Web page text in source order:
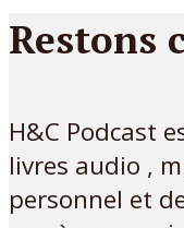
Restons
H&C Podcast
livres audio ,
personnel et